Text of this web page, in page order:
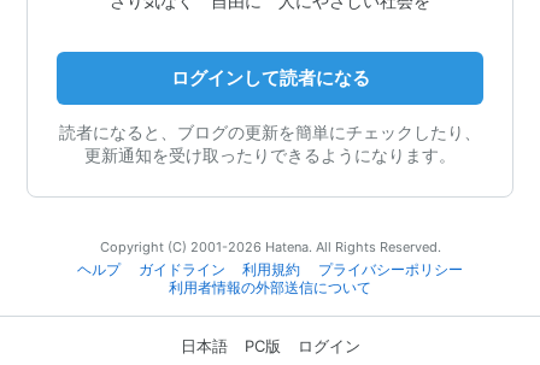
ログインして読者になる
読者になると、ブログの更新を簡単にチェックしたり、
更新通知を受け取ったりできるようになります。
Copyright (C) 2001-2026 Hatena. All Rights Reserved.
ヘルプ
ガイドライン 利用規約
プライバシーポリシー
利用者情報の外部送信について
日本語 PC版 ログイン